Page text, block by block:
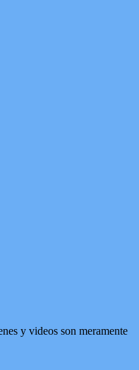
y videos son meramente